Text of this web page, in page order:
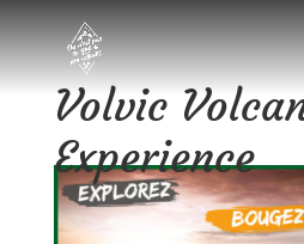
Volvic
Experience
11/04/2017|